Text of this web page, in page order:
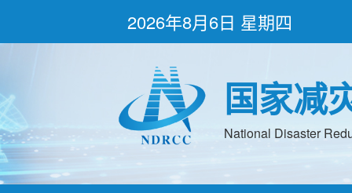
2026年8月6日 星期四
国家减
National Disaster